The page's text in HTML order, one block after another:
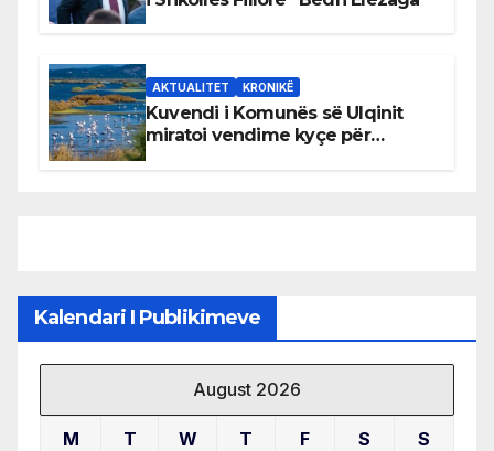
AKTUALITET KRONIKË
Kuvendi i Komunës së Ulqinit
miratoi vendime kyçe për
Kalendari I Publikimeve
August 2026
M T W T F S S